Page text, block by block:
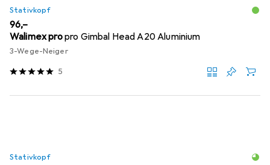
Stativkopf
EUR
96,–
Walimex propro Gimbal Head A20 Aluminium
3-Wege-Neiger
5
Stativkopf